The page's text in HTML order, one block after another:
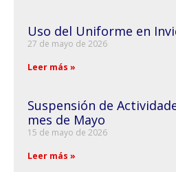
Uso del Uniforme en
27 de mayo de 2026
Leer más »
Suspensión de
mes de Mayo
15 de mayo de 2026
Leer más »